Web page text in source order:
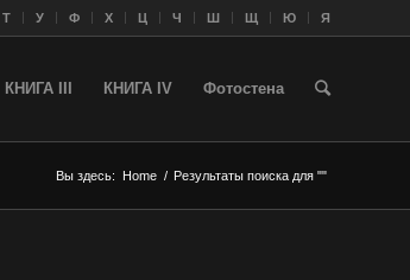
Т У Ф Х Ц Ч Ш Щ Ю Я
КНИГА III КНИГА IV Фотостена
Вы здесь: Home / Результаты поиска для ""